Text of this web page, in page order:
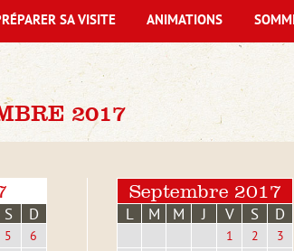
2017
S D
5
6
Septembre 2017
L M M J V S D
1 2
3
SA VISITE ANIMATIONS